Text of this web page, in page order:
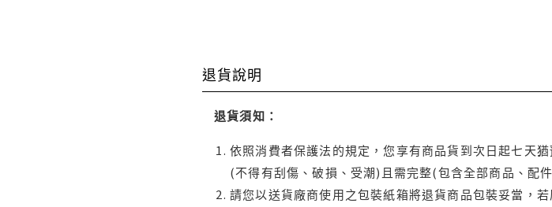
退貨說明
退貨須知：
依照消費者保護法的規定，您享有商品貨到次日起七天
(不得有刮傷、破損、受潮)且需完整(包含全部商品、配
請您以送貨廠商使用之包裝紙箱將退貨商品包裝妥當，